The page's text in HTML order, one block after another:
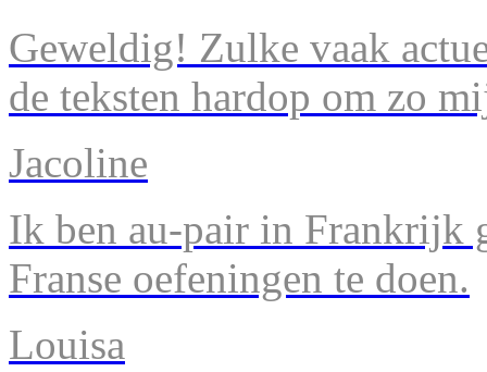
Geweldig! Zulke vaak
de teksten hardop om zo
Jacoline
Ik ben au-pair in Frankrijk
Franse oefeningen te doen.
Louisa